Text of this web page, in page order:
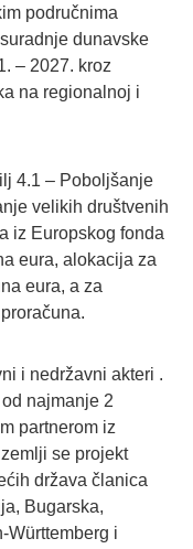
područnima
dunavske
– 2027. kroz
na regionalnoj i
4.1 – Poboljšanje
velikih društvenih
iz Europskog fonda
eura, alokacija za
eura, a za
i nedržavni akteri .
najmanje 2
partnerom iz
se projekt
država članica
Bugarska,
Württemberg i